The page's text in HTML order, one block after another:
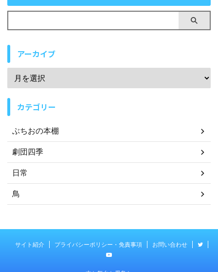
アーカイブ
カテゴリー
ぶちおの本棚
劇団四季
日常
鳥
サイト紹介 プライバシーポリシー・免責事項 お問い合わせ